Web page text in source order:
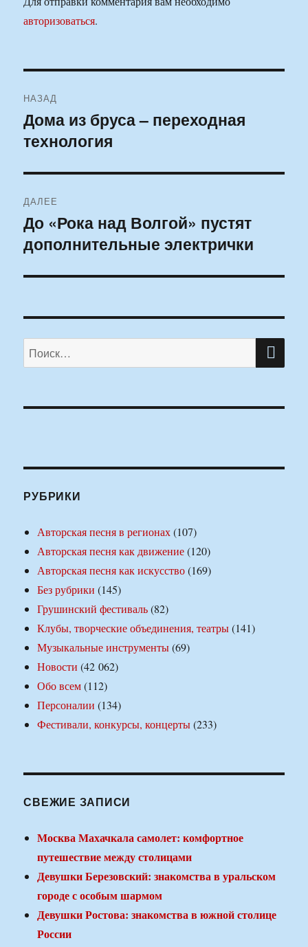
авторизоваться.
по
записям
НАЗАД
Предыдущая
запись:
Дома из бруса – переходная
технология
ДАЛЕЕ
Следующая
запись:
До «Рока над Волгой» пустят
дополнительные электрички
Искать:
РУБРИКИ
Авторская песня в регионах(107)
Авторская песня как движение(120)
Авторская песня как искусство(169)
Без рубрики (145)
Грушинский фестиваль(82)
Клубы, творческие объединения, театры(141)
Музыкальные инструменты(69)
Новости (42 062)
Обо всем(112)
Персоналии (134)
Фестивали, конкурсы, концерты(233)
СВЕЖИЕ ЗАПИСИ
Москва Махачкала самолет: комфортное
путешествие между столицами
Девушки Березовский: знакомства в уральском
городе с особым шармом
Девушки Ростова: знакомства в южной столице
России